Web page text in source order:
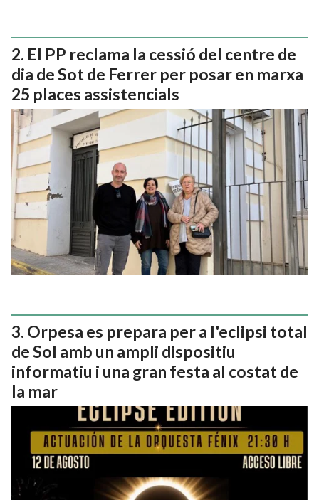
El PP reclama la cessió del centre de
dia de Sot de Ferrer per posar en marxa
25 places assistencials
Orpesa es prepara per a l'eclipsi total
de Sol amb un ampli dispositiu
informatiu i una gran festa al costat de
la mar